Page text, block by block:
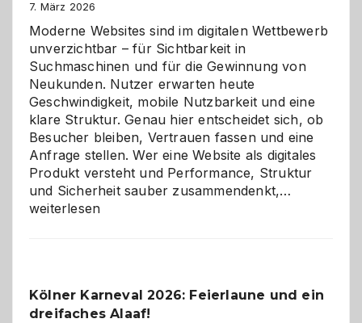
7. März 2026
Moderne Websites sind im digitalen Wettbewerb
unverzichtbar – für Sichtbarkeit in
Suchmaschinen und für die Gewinnung von
Neukunden. Nutzer erwarten heute
Geschwindigkeit, mobile Nutzbarkeit und eine
klare Struktur. Genau hier entscheidet sich, ob
Besucher bleiben, Vertrauen fassen und eine
Anfrage stellen. Wer eine Website als digitales
Produkt versteht und Performance, Struktur
und Sicherheit sauber zusammendenkt,…
geworden
weiterlesen
Kölner Karneval 2026: Feierlaune und ein
dreifaches Alaaf!